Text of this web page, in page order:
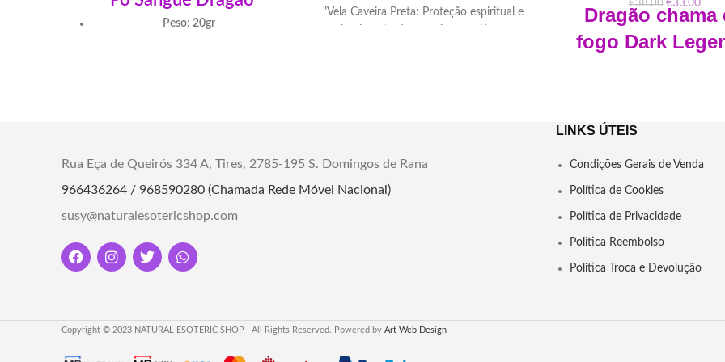
Peso: 20gr
"Vela Caveira Preta: Proteção espiritual e
Peso: 190gr
Dimensões aprx: 8 x 9 x 4cm
€38.00 €33.00
Dragão chama
fogo Dark
Presenteie a si mesmo ou a
16.5cm Profundidade
Material: Resina
Promoção valida ao stock
Rua Eça de Queirós 334 A, Tires, 2785-195 S. Domingos de Rana
966436264 / 968590280 (Chamada Rede Móvel Nacional)
susy@naturalesotericshop.com
LINKS ÚTEIS
Condições Gerais de Venda
Política de Cookies
Política de Privacidade
Politica Reembolso
Politica Troca e Devolução
Copyright © 2023 NATURAL ESOTERIC SHOP | All Rights Reserved. Powered by Art Web Design